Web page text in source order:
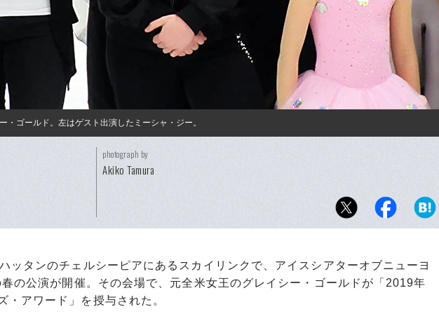
・ゴールド。左はゲスト出演したミーシャ・ジー。
photograph by
Akiko Tamura
ッタンのチェルシーピアにあるスカイリンクで、アイスシアターオブニューヨ
の公演が開催。その会場で、元全米女王のグレイシー・ゴールドが「2019年
・アワード」を授与された。